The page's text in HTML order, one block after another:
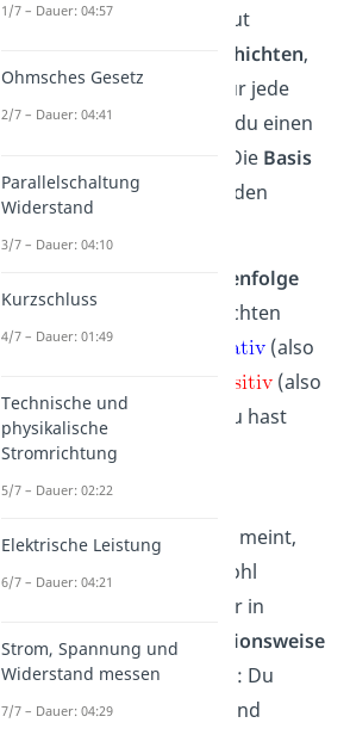
wie ein Sandwich aufgebaut
drei Schichten,
die übereinanderliegen. Für jede
dieser drei Schichten hast du einen
Anschluss nach draußen: Die Basis
(B), denKollektor
(C) und den
Reihenfolge
derDotierung
dieser Schichten
mitgeteilt:
steht für
(also
(also
p-Dotierung). Das heißt, du hast
zweip-n-Übergänge
Der NPN Transistor ist ein
Bipolartransistor.
meint,
dass für die Funktion sowohl
als auch Löcher in
Bewegung sind. Die Funktionsweise
kannst du dir so vorstellen: Du
pustest die Basis kurz an und
1/7 – Dauer: 04:57
Ohmsches Gesetz
2/7 – Dauer: 04:41
Parallelschaltung
Widerstand
3/7 – Dauer: 04:10
Kurzschluss
4/7 – Dauer: 01:49
Technische und
physikalische
Stromrichtung
5/7 – Dauer: 02:22
Elektrische Leistung
6/7 – Dauer: 04:21
Strom, Spannung und
Widerstand messen
7/7 – Dauer: 04:29